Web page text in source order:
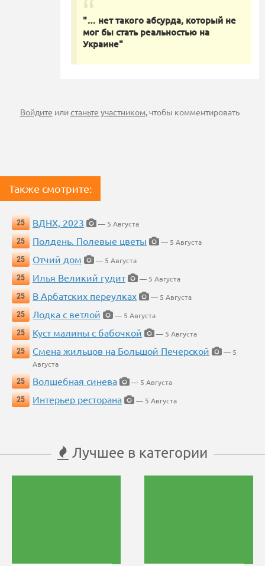
"… нет такого абсурда, который не
мог бы стать реальностью на
Украине"
Войдите илистаньте участником, чтобы комментировать
Также смотрите:
25 ВДНХ, 2023
— 5 Августа
25
Полдень. Полевые цветы
— 5 Августа
25
Отчий дом
— 5 Августа
25
Илья Великий гудит
— 5 Августа
25
В Арбатских переулках
— 5 Августа
25
Лодка с ветлой
— 5 Августа
25
Куст малины с бабочкой
— 5 Августа
25
Смена жильцов на Большой Печерской
— 5
Августа
25
Волшебная синева
— 5 Августа
25
Интерьер ресторана — 5 Августа
Лучшее в категории